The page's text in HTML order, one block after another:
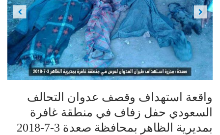
Previous Next
واقعة استهداف وقصف عدوان التحالف
السعودي حفل زفاف في منطقة غافرة
بمديرية الظاهر بمحافظة صعدة 3-7-2018